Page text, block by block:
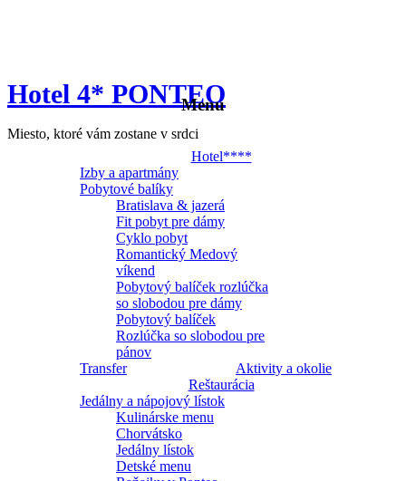
Hotel 4* PONTEO
Miesto, ktoré vám zostane v srdci
Menu
Hotel****
Izby a apartmány
Pobytové balíky
Bratislava & jazerá
Fit pobyt pre dámy
Cyklo pobyt
Romantický Medový
víkend
Pobytový balíček rozlúčka
so slobodou pre dámy
Pobytový balíček
Rozlúčka so slobodou pre
pánov
Transfer
Aktivity a okolie
Reštaurácia
Jedálny a nápojový lístok
Kulinárske menu
Chorvátsko
Jedálny lístok
Detské menu